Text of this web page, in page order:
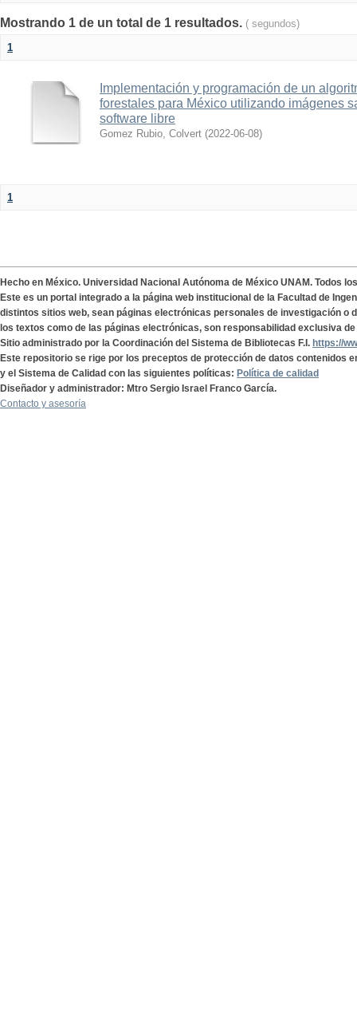
Mostrando 1 de un total de 1 resultados. ( segundos)
1
Implementación y programación de un
forestales para México utilizando imágenes
software libre
Gomez Rubio, Colvert (2022-06-08)
1
Hecho en México. Universidad Nacional Autónoma de México UNAM. Todos
Este es un portal integrado a la página web institucional de la Facultad de
distintos sitios web, sean páginas electrónicas personales de investigación o
los textos como de las páginas electrónicas, son responsabilidad exclusiva
Sitio administrado por la Coordinación del Sistema de Bibliotecas F.I. https://
Este repositorio se rige por los preceptos de protección de datos contenidos
y el Sistema de Calidad con las siguientes políticas: Política de calidad
Diseñador y administrador: Mtro Sergio Israel Franco García.
Contacto y asesoría